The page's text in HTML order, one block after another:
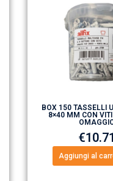
BOX 150 TASSELLI
8×40 MM CON
€10.71
Aggiungi al